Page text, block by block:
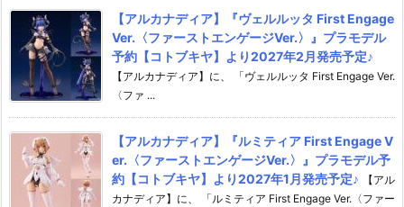
【アルカナディア】『ヴェルルッタ First Engage
Ver.〈ファーストエンゲージVer.〉』プラモデル
予約【コトブキヤ】より2027年2月発売予定♪
【アルカナディア】に、 「ヴェルルッタ First Engage Ver.
〈ファ ...
【アルカナディア】『ルミティア First Engage V
er.〈ファーストエンゲージVer.〉』プラモデル予
約【コトブキヤ】より2027年1月発売予定♪
【アル
カナディア】に、 「ルミティア First Engage Ver.〈ファー